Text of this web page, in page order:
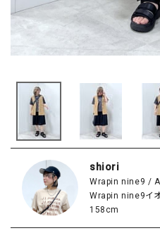
shiori
Wrapin nine9 /
Wrapin nine9イ
158cm